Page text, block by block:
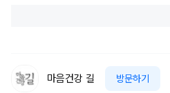
마음건강 길 방문하기